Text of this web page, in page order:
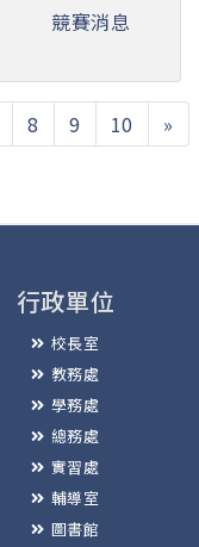
競賽消息
8 9 10 »
行政單位
校長室
教務處
學務處
總務處
實習處
輔導室
圖書館